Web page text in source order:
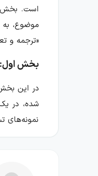
«ترجمه و
بخش اول:
در این
شده، در
نمونه‌های